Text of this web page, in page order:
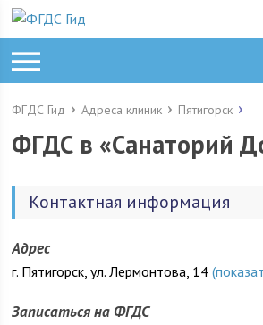
ФГДС Гид Адреса клиник Пятигорск
ФГДС в «Санаторий
Контактная информация
Адрес
г. Пятигорск, ул. Лермонтова, 14
Записаться на ФГДС